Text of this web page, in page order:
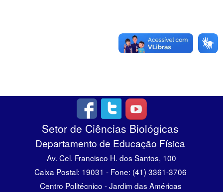
Setor de Ciências Biológicas
Departamento de Educação Física
Av. Cel. Francisco H. dos Santos, 100
Caixa Postal: 19031 - Fone: (41) 3361-3706
Centro Politécnico - Jardim das Américas